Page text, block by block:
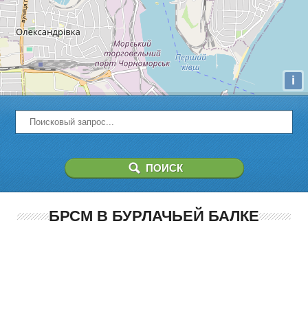
i
БРСМ В БУРЛАЧЬЕЙ БАЛКЕ